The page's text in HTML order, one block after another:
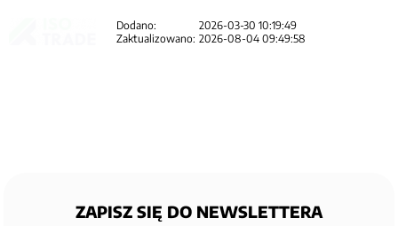
Dodano:
2026-03-30 10:19:49
Zaktualizowano: 2026-08-04 09:49:58
ZAPISZ SIĘ DO NEWSLETTERA